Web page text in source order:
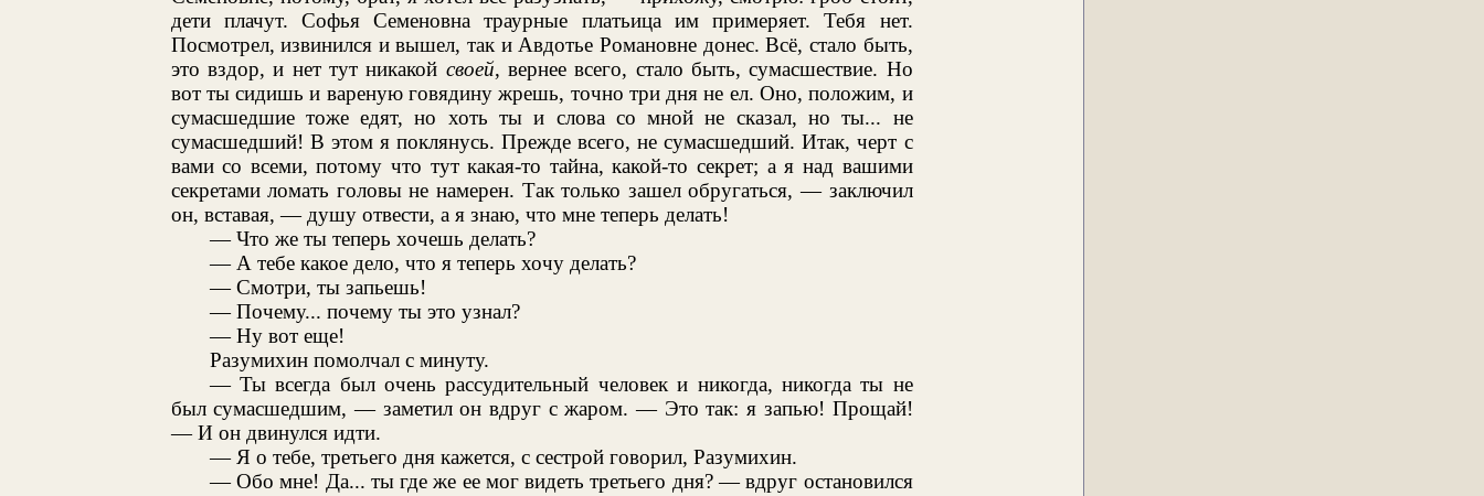
дети плачут. Софья Семеновна траурные платьица им примеряет. Тебя нет.
Посмотрел, извинился и вышел, так и Авдотье Романовне донес. Всё, стало быть,
это вздор, и нет тут никакой своей, вернее всего, стало быть, сумасшествие. Но
вот ты сидишь и вареную говядину жрешь, точно три дня не ел. Оно, положим, и
сумасшедшие тоже едят, но хоть ты и слова со мной не сказал, но ты... не
сумасшедший! В этом я поклянусь. Прежде всего, не сумасшедший. Итак, черт с
вами со всеми, потому что тут какая-то тайна, какой-то секрет; а я над вашими
секретами ломать головы не намерен. Так только зашел обругаться, — заключил
он, вставая, — душу отвести, а я знаю, что мне теперь делать!
— Что же ты теперь хочешь делать?
— А тебе какое дело, что я теперь хочу делать?
— Смотри, ты запьешь!
— Почему... почему ты это узнал?
— Ну вот еще!
Разумихин помолчал с минуту.
— Ты всегда был очень рассудительный человек и никогда, никогда ты не
был сумасшедшим, — заметил он вдруг с жаром. — Это так: я запью! Прощай!
— И он двинулся идти.
— Я о тебе, третьего дня кажется, с сестрой говорил, Разумихин.
— Обо мне! Да... ты где же ее мог видеть третьего дня? — вдруг остановился